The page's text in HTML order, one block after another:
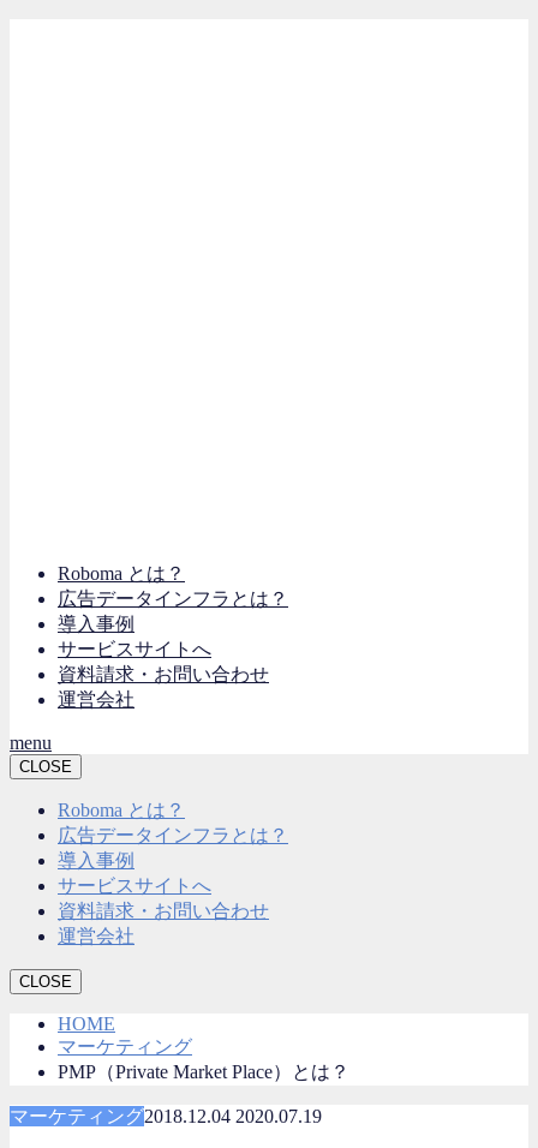
Roboma とは？
広告データインフラとは？
導入事例
サービスサイトへ
資料請求・お問い合わせ
運営会社
menu
CLOSE
Roboma とは？
広告データインフラとは？
導入事例
サービスサイトへ
資料請求・お問い合わせ
運営会社
CLOSE
HOME
マーケティング
PMP（Private Market Place）とは？
マーケティング2018.12.04 2020.07.19